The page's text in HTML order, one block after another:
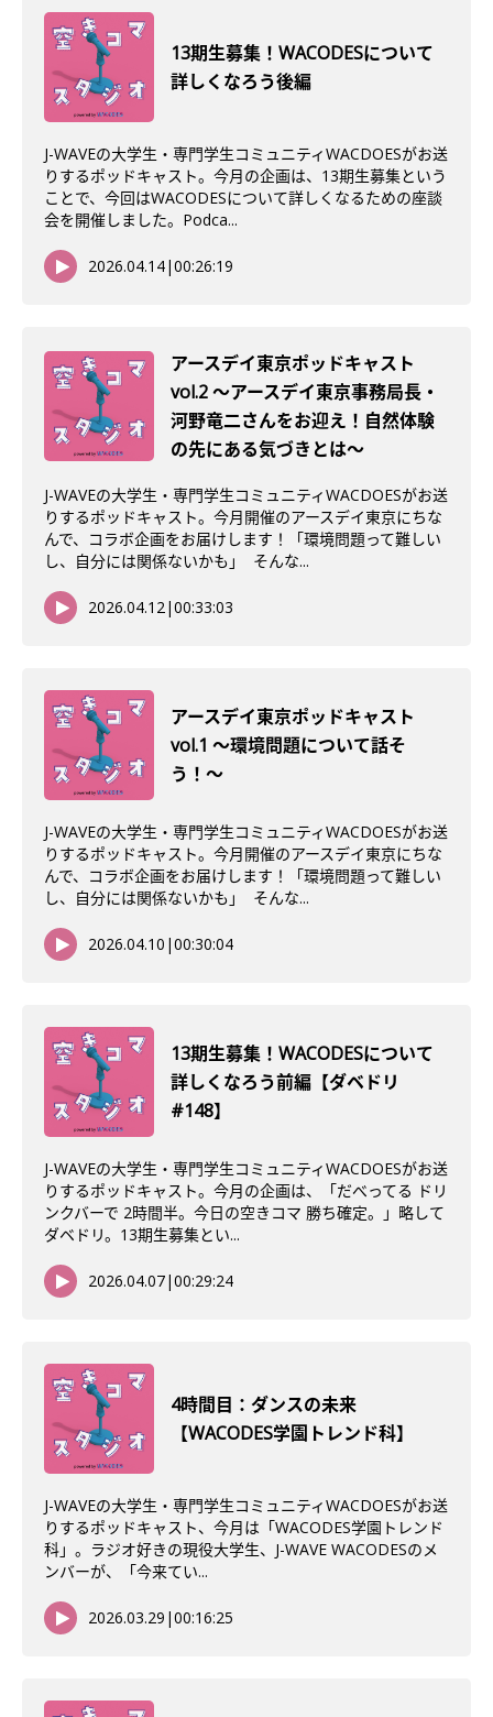
13期生募集！WACODESについて
詳しくなろう後編
J-WAVEの大学生・専門学生コミュニティWACDOESがお送
りするポッドキャスト。今月の企画は、13期生募集という
ことで、今回はWACODESについて詳しくなるための座談
会を開催しました。Podca...
2026.04.14|00:26:19
アースデイ東京ポッドキャスト
vol.2 〜アースデイ東京事務局長・
河野竜二さんをお迎え！自然体験
の先にある気づきとは〜
J-WAVEの大学生・専門学生コミュニティWACDOESがお送
りするポッドキャスト。今月開催のアースデイ東京にちな
んで、コラボ企画をお届けします！「環境問題って難しい
し、自分には関係ないかも」 そんな...
2026.04.12|00:33:03
アースデイ東京ポッドキャスト
vol.1 〜環境問題について話そ
う！〜
J-WAVEの大学生・専門学生コミュニティWACDOESがお送
りするポッドキャスト。今月開催のアースデイ東京にちな
んで、コラボ企画をお届けします！「環境問題って難しい
し、自分には関係ないかも」 そんな...
2026.04.10 |00:30:04
13期生募集！WACODESについて
詳しくなろう前編【ダベドリ
#148】
J-WAVEの大学生・専門学生コミュニティWACDOESがお送
りするポッドキャスト。今月の企画は、「だべってる ドリ
ンクバーで 2時間半。今日の空きコマ 勝ち確定。」略して
ダベドリ。13期生募集とい...
2026.04.07|00:29:24
4時間目：ダンスの未来
【WACODES学園トレンド科】
J-WAVEの大学生・専門学生コミュニティWACDOESがお送
りするポッドキャスト、今月は「WACODES学園トレンド
科」。ラジオ好きの現役大学生、J-WAVE WACODESのメ
ンバーが、「今来てい...
2026.03.29 |00:16:25